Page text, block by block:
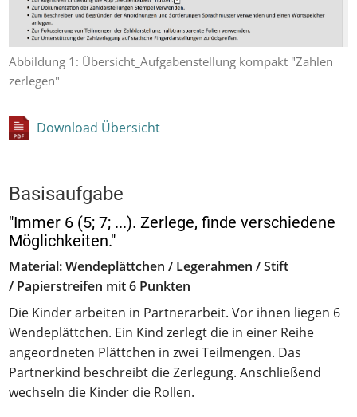
Abbildung 1: Übersicht_Aufgabenstellung kompakt "Zahlen
zerlegen"
Download Übersicht
Basisaufgabe
"Immer 6 (5; 7; ...). Zerlege, finde verschiedene
Möglichkeiten."
Material: Wendeplättchen / Legerahmen / Stift
/ Papierstreifen mit 6 Punkten
Die Kinder arbeiten in Partnerarbeit. Vor ihnen liegen 6
Wendeplättchen. Ein Kind zerlegt die in einer Reihe
angeordneten Plättchen in zwei Teilmengen. Das
Partnerkind beschreibt die Zerlegung. Anschließend
wechseln die Kinder die Rollen.